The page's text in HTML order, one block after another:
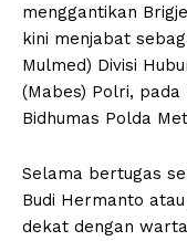
menggantikan
kini menjabat
Mulmed) Divisi
(Mabes) Polri, pada
Bidhumas Polda
Selama bertugas
Budi Hermanto
dekat dengan